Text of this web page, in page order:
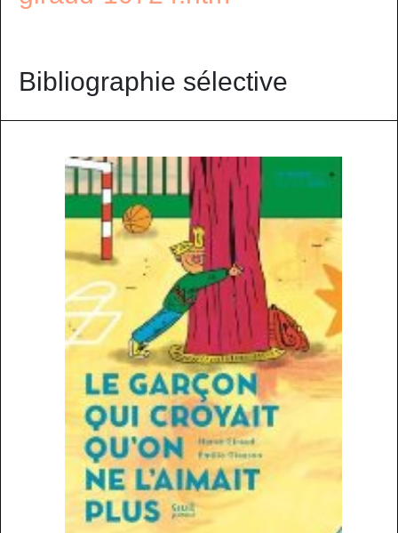
Bibliographie sélective